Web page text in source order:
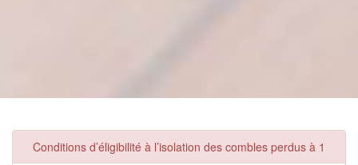
Conditions d’éligibilité à l’isolation des combles perdus à 1